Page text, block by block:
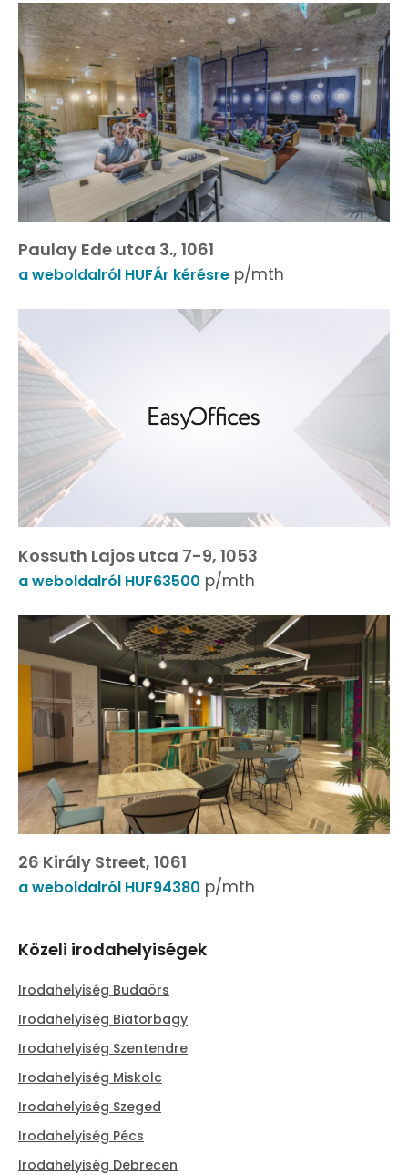
Paulay Ede utca 3., 1061
a weboldalról HUFÁr kérésre p/mth
Kossuth Lajos utca 7-9, 1053
a weboldalról HUF63500 p/mth
26 Király Street, 1061
a weboldalról HUF94380 p/mth
Közeli irodahelyiségek
Irodahelyiség Budaörs
Irodahelyiség Biatorbagy
Irodahelyiség Szentendre
Irodahelyiség Miskolc
Irodahelyiség Szeged
Irodahelyiség Pécs
Irodahelyiség Debrecen